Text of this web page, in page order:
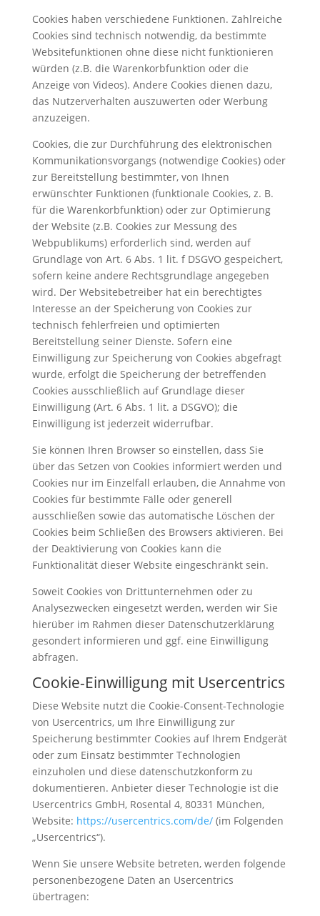
Cookies haben verschiedene Funktionen. Zahlreiche
Cookies sind technisch notwendig, da bestimmte
Websitefunktionen ohne diese nicht funktionieren
würden (z.B. die Warenkorbfunktion oder die
Anzeige von Videos). Andere Cookies dienen dazu,
das Nutzerverhalten auszuwerten oder Werbung
anzuzeigen.
Cookies, die zur Durchführung des elektronischen
Kommunikationsvorgangs (notwendige Cookies) oder
zur Bereitstellung bestimmter, von Ihnen
erwünschter Funktionen (funktionale Cookies, z. B.
für die Warenkorbfunktion) oder zur Optimierung
der Website (z.B. Cookies zur Messung des
Webpublikums) erforderlich sind, werden auf
Grundlage von Art. 6 Abs. 1 lit. f DSGVO gespeichert,
sofern keine andere Rechtsgrundlage angegeben
wird. Der Websitebetreiber hat ein berechtigtes
Interesse an der Speicherung von Cookies zur
technisch fehlerfreien und optimierten
Bereitstellung seiner Dienste. Sofern eine
Einwilligung zur Speicherung von Cookies abgefragt
wurde, erfolgt die Speicherung der betreffenden
Cookies ausschließlich auf Grundlage dieser
Einwilligung (Art. 6 Abs. 1 lit. a DSGVO); die
Einwilligung ist jederzeit widerrufbar.
Sie können Ihren Browser so einstellen, dass Sie
über das Setzen von Cookies informiert werden und
Cookies nur im Einzelfall erlauben, die Annahme von
Cookies für bestimmte Fälle oder generell
ausschließen sowie das automatische Löschen der
Cookies beim Schließen des Browsers aktivieren. Bei
der Deaktivierung von Cookies kann die
Funktionalität dieser Website eingeschränkt sein.
Soweit Cookies von Drittunternehmen oder zu
Analysezwecken eingesetzt werden, werden wir Sie
hierüber im Rahmen dieser Datenschutzerklärung
gesondert informieren und ggf. eine Einwilligung
abfragen.
Cookie-Einwilligung mit Usercentrics
Diese Website nutzt die Cookie-Consent-Technologie
von Usercentrics, um Ihre Einwilligung zur
Speicherung bestimmter Cookies auf Ihrem Endgerät
oder zum Einsatz bestimmter Technologien
einzuholen und diese datenschutzkonform zu
dokumentieren. Anbieter dieser Technologie ist die
Usercentrics GmbH, Rosental 4, 80331 München,
Website: https://usercentrics.com/de/(im Folgenden
„Usercentrics“).
Wenn Sie unsere Website betreten, werden folgende
personenbezogene Daten an Usercentrics
übertragen: